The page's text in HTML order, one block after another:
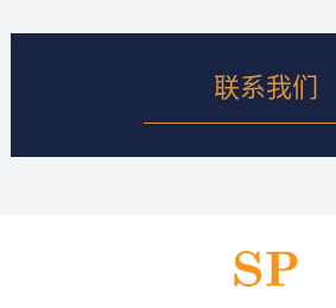
联系我们